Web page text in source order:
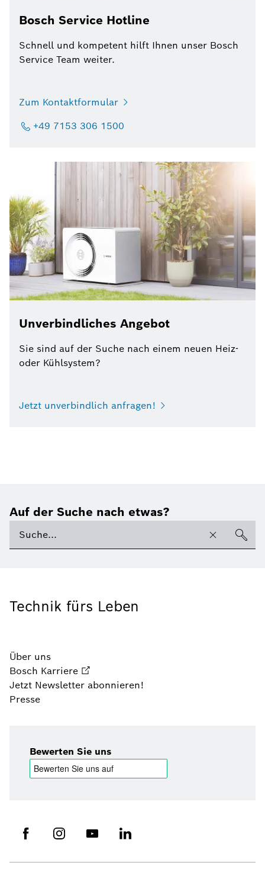
Bosch Service Hotline
Schnell und kompetent hilft Ihnen unser Bosch
Service Team weiter.
Zum Kontaktformular
+49 7153 306 1500
Unverbindliches Angebot
Sie sind auf der Suche nach einem neuen Heiz-
oder Kühlsystem?
Jetzt unverbindlich anfragen!
Auf der Suche nach etwas?
Technik fürs Leben
Über uns
Bosch Karriere
Jetzt Newsletter abonnieren!
Presse
Bewerten Sie uns